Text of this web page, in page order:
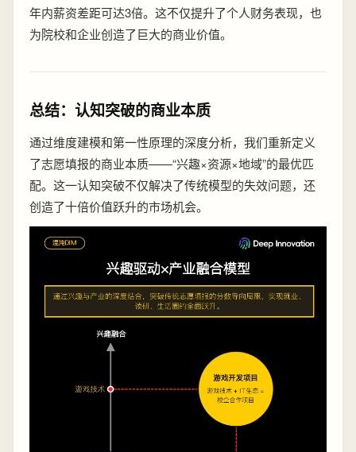
年内薪资差距可达3倍。这不仅提升了个人财务表现，也
为院校和企业创造了巨大的商业价值。
总结：认知突破的商业本质
通过维度建模和第一性原理的深度分析，我们重新定义
了志愿填报的商业本质——“兴趣×资源×地域”的最优匹
配。这一认知突破不仅解决了传统模型的失效问题，还
创造了十倍价值跃升的市场机会。